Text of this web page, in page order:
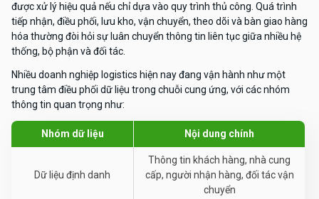
được xử lý hiệu quả nếu chỉ dựa vào quy trình thủ công. Quá trình
tiếp nhận, điều phối, lưu kho, vận chuyển, theo dõi và bàn giao hàng
hóa thường đòi hỏi sự luân chuyển thông tin liên tục giữa nhiều hệ
thống, bộ phận và đối tác.
Nhiều doanh nghiệp logistics hiện nay đang vận hành như một
trung tâm điều phối dữ liệu trong chuỗi cung ứng, với các nhóm
thông tin quan trọng như:
Nhóm dữ liệu Nội dung chính
Dữ liệu định danh
Thông tin khách hàng, nhà cung
cấp, người nhận hàng, đối tác vận
chuyển